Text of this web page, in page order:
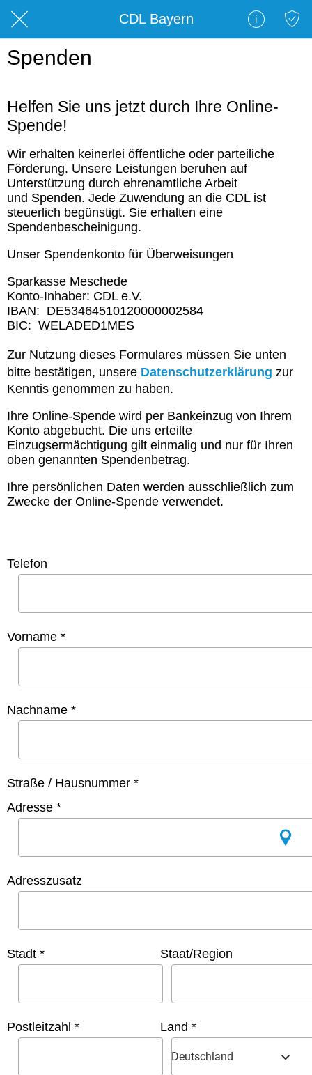
CDL Bayern
Spenden
Helfen Sie uns jetzt durch Ihre Online-
Spende!
Wir erhalten keinerlei öffentliche oder parteiliche
Förderung. Unsere Leistungen beruhen auf
Unterstützung durch ehrenamtliche Arbeit
und Spenden. Jede Zuwendung an die CDL ist
steuerlich begünstigt. Sie erhalten eine
Spendenbescheinigung.
Unser Spendenkonto für Überweisungen
Sparkasse Meschede
Konto-Inhaber: CDL e.V.
IBAN: DE53464510120000002584
BIC: WELADED1MES
Zur Nutzung dieses Formulares müssen Sie unten
bitte bestätigen, unsere Datenschutzerklärung zur
Kenntis genommen zu haben.
Ihre Online-Spende wird per Bankeinzug von Ihrem
Konto abgebucht. Die uns erteilte
Einzugsermächtigung gilt einmalig und nur für Ihren
oben genannten Spendenbetrag.
Ihre persönlichen Daten werden ausschließlich zum
Zwecke der Online-Spende verwendet.
Telefon
Vorname *
Nachname *
Straße / Hausnummer *
Adresse *
Adresszusatz
Stadt * Staat/Region
Postleitzahl * Land *
Deutschland